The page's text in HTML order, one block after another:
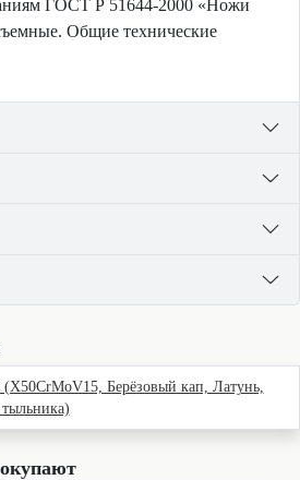
ГОСТ Р 51644-2000 «Ножи
Общие технические